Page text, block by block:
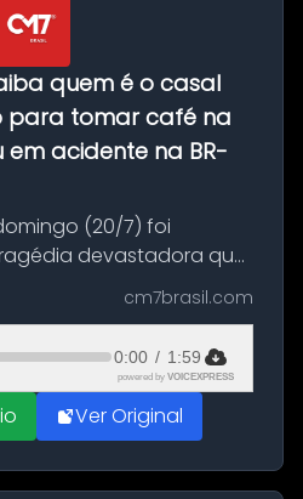
quem é o casal
para tomar café na
acidente na BR-
(20/7) foi
devastadora que
de dois jovens na
de Manaus. Um passeio
café regio...
cm7brasil.com
0:00 / 1:59
powered by VOICEXPRESS
Ver Original